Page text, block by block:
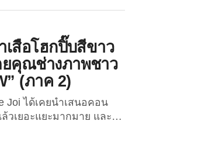
สำหรับภาพถ่ายเจ้า
อจิในประเทศญี่ปุ่น ที่กำลัง
ๆ ก่อนจะกลายเป็นไวรัล
นพี่เลี้ยงให้น้องกันเป็นแถว
นที่ 3 เมษายน 2025)
าของแอคเคาท์ X:
านอดิเรกคือการถ่ายภาพ
เสือโฮกปิ๊บสีขาว
คุณช่างภาพชาว
(ภาค 2)
ได้เคยนำเสนอคอน
วเยอะแยะมากมาย และ